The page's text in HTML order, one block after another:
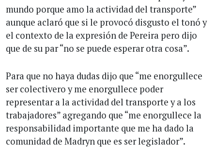
mundo porque amo la actividad del transporte”
aunque aclaró que si le provocó disgusto el tonó y
el contexto de la expresión de Pereira pero dijo
que de su par “no se puede esperar otra cosa”.
Para que no haya dudas dijo que “me enorgullece
ser colectivero y me enorgullece poder
representar a la actividad del transporte y a los
trabajadores” agregando que “me enorgullece la
responsabilidad importante que me ha dado la
comunidad de Madryn que es ser legislador”.